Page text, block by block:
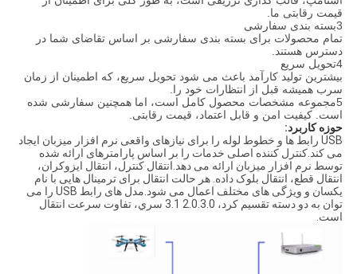
قیمت رقابتی ما.
3بسته بندی سفارشی
تمام محصولات برای بسته بندی سفارشی بر اساس تقاضای شما در
دسترس هستند.
4تحویل سریع
بیشترین تولید کارآمد باعث می شود تحویل سریع، که اطمینان از زمان
سرب همیشه قبل از انتظارات خود را.
5مجموعه مشخصات محصول کامل است، اما همچنین سفارشی شده
است. کیفیت امن و قابل اعتماد، قیمت رقابتی.
حوزه کاربرد:
USB رابط ها و خطوط لوله را برای نیازهای واقعی نرم افزار میزبان ایجاد
می کند.کنترل کننده اصلی خدمات را بر اساس پارامترهای ارائه شده
توسط نرم افزار میزبان ارائه می دهد.انتقال کنترل، انتقال ایزوکران،
انتقال قطع، انتقال بلوک داده. هر حالت انتقال برای ترمینال هایی با نام
یکسان و ویژگی های مختلف اعمال می شود.مدل های رابط USB را می
توان به دو دسته تقسیم کرد، 2.0.3.0 3.1 سري، تفاوت سرعت انتقال
است.